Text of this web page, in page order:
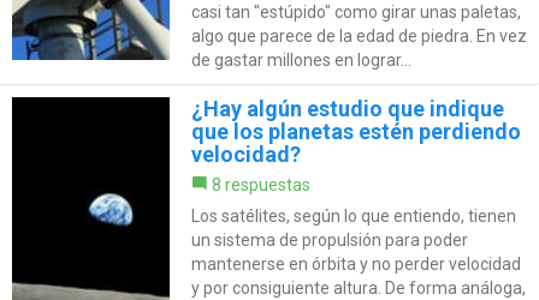
casi tan "estúpido" como girar unas paletas,
algo que parece de la edad de piedra. En vez
de gastar millones en lograr...
¿Hay algún estudio que indique
que los planetas estén perdiendo
velocidad?
8 respuestas
Los satélites, según lo que entiendo, tienen
un sistema de propulsión para poder
mantenerse en órbita y no perder velocidad
y por consiguiente altura. De forma análoga,